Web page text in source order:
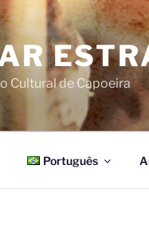
Cultural de Capoeira
Português